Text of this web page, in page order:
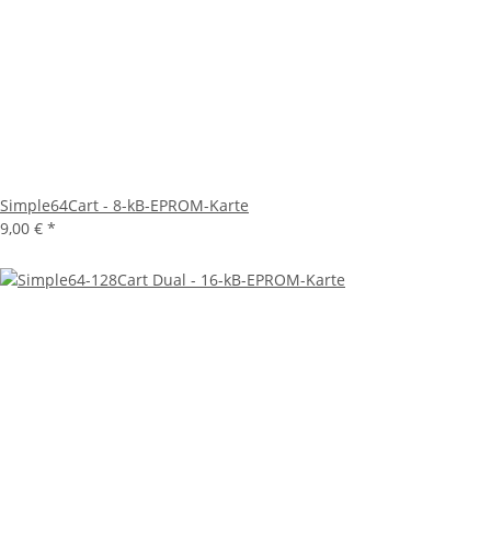
Simple64Cart - 8-kB-EPROM-Karte
9,00 € *